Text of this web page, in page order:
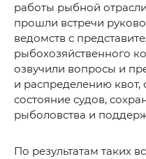
работы рыбной
прошли встречи
ведомств с
рыбохозяйственного
озвучили вопросы и
и распределению квот,
состояние судов,
рыболовства и
По результатам таких